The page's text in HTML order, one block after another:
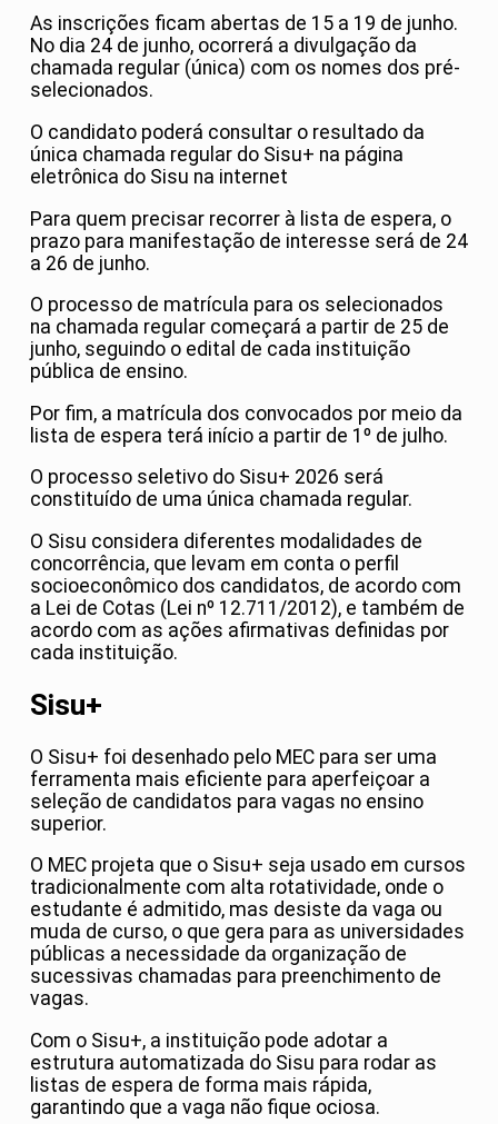
As inscrições ficam abertas de 15 a 19 de junho.
No dia 24 de junho, ocorrerá a divulgação da
chamada regular (única) com os nomes dos pré-
selecionados.
O candidato poderá consultar o resultado da
única chamada regular do Sisu+ na página
eletrônica do Sisu na internet
Para quem precisar recorrer à lista de espera, o
prazo para manifestação de interesse será de 24
a 26 de junho.
O processo de matrícula para os selecionados
na chamada regular começará a partir de 25 de
junho, seguindo o edital de cada instituição
pública de ensino.
Por fim, a matrícula dos convocados por meio da
lista de espera terá início a partir de 1º de julho.
O processo seletivo do Sisu+ 2026 será
constituído de uma única chamada regular.
O Sisu considera diferentes modalidades de
concorrência, que levam em conta o perfil
socioeconômico dos candidatos, de acordo com
a Lei de Cotas (Lei nº 12.711/2012), e também de
acordo com as ações afirmativas definidas por
cada instituição.
Sisu+
O Sisu+ foi desenhado pelo MEC para ser uma
ferramenta mais eficiente para aperfeiçoar a
seleção de candidatos para vagas no ensino
superior.
O MEC projeta que o Sisu+ seja usado em cursos
tradicionalmente com alta rotatividade, onde o
estudante é admitido, mas desiste da vaga ou
muda de curso, o que gera para as universidades
públicas a necessidade da organização de
sucessivas chamadas para preenchimento de
vagas.
Com o Sisu+, a instituição pode adotar a
estrutura automatizada do Sisu para rodar as
listas de espera de forma mais rápida,
garantindo que a vaga não fique ociosa.